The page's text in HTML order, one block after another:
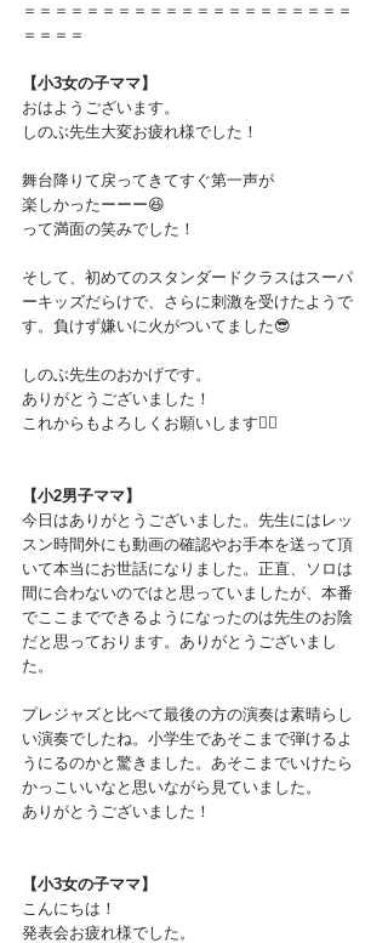
＝＝＝＝＝＝＝＝＝＝＝＝＝＝＝＝＝＝＝＝＝
＝＝＝＝
【小3女の子ママ】
おはようございます。
しのぶ先生大変お疲れ様でした！
舞台降りて戻ってきてすぐ第一声が
楽しかったーーー😆
って満面の笑みでした！
そして、初めてのスタンダードクラスはスーパ
ーキッズだらけで、さらに刺激を受けたようで
す。負けず嫌いに火がついてました😎
しのぶ先生のおかげです。
ありがとうございました！
これからもよろしくお願いします🙇‍♀️
【小2男子ママ】
今日はありがとうございました。先生にはレッ
スン時間外にも動画の確認やお手本を送って頂
いて本当にお世話になりました。正直、ソロは
間に合わないのではと思っていましたが、本番
でここまでできるようになったのは先生のお陰
だと思っております。ありがとうございまし
た。
プレジャズと比べて最後の方の演奏は素晴らし
い演奏でしたね。小学生であそこまで弾けるよ
うにるのかと驚きました。あそこまでいけたら
かっこいいなと思いながら見ていました。
ありがとうございました！
【小3女の子ママ】
こんにちは！
発表会お疲れ様でした。